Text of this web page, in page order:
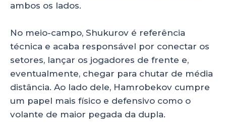
ambos os lados.
No meio-campo, Shukurov é referência
técnica e acaba responsável por conectar os
setores, lançar os jogadores de frente e,
eventualmente, chegar para chutar de média
distância. Ao lado dele, Hamrobekov cumpre
um papel mais físico e defensivo como o
volante de maior pegada da dupla.